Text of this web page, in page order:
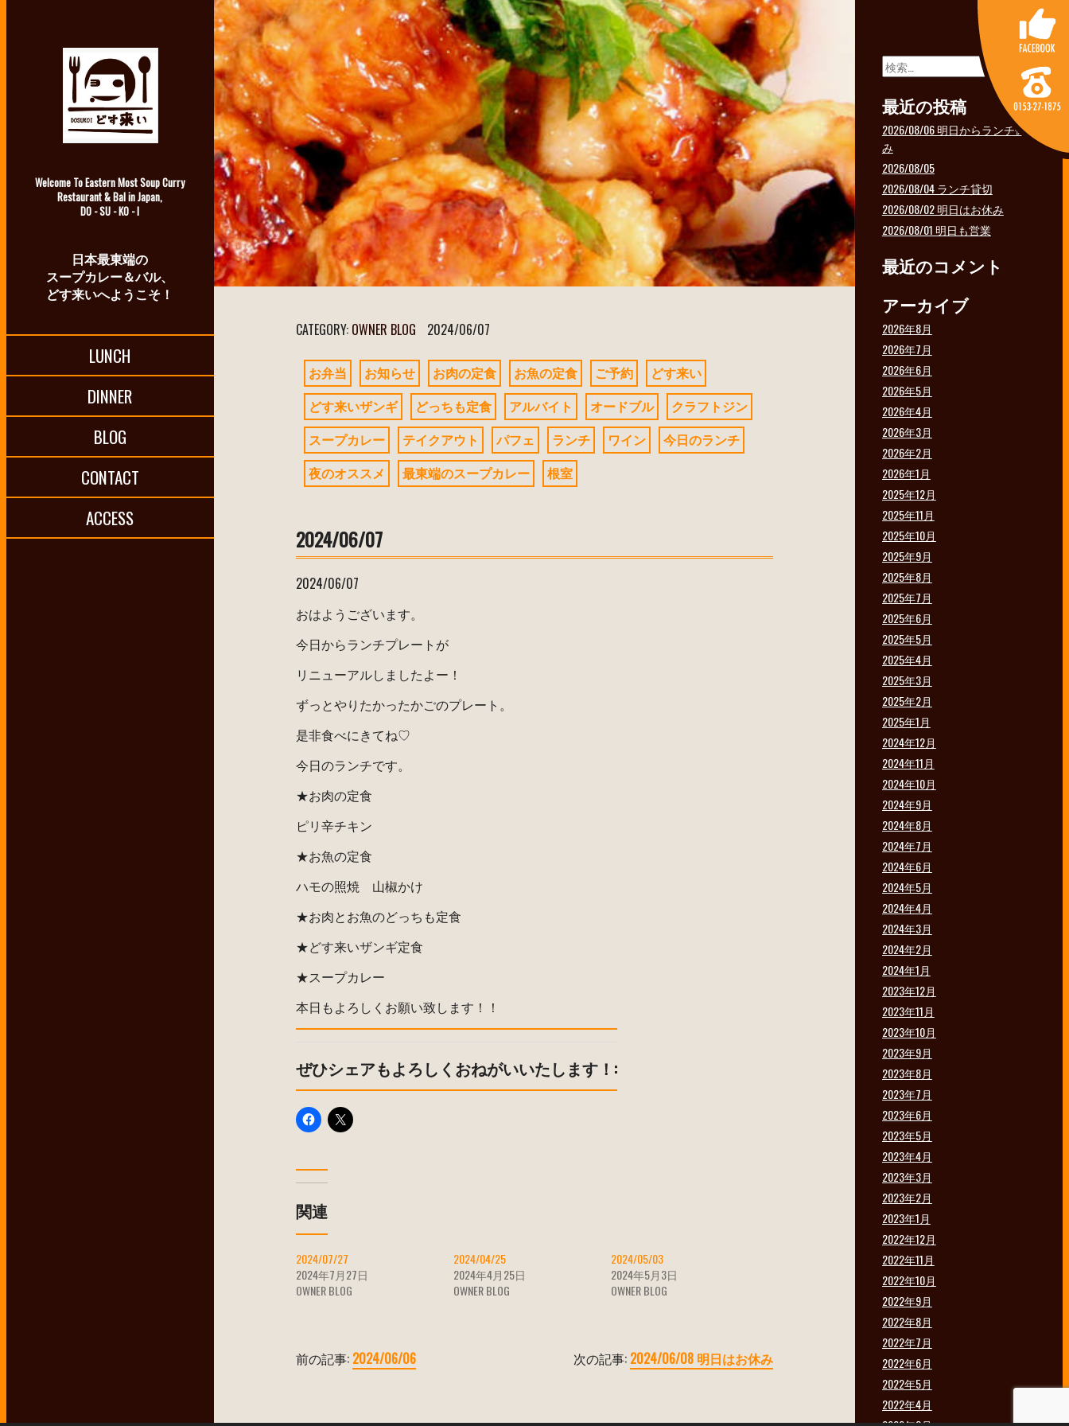
Welcome To Eastern Most Soup Curry
Restaurant & Bal in Japan,
DO - SU - KO - I
日本最東端の
スープカレー＆バル、
どす来いへようこそ！
LUNCH
DINNER
BLOG
CONTACT
ACCESS
CATEGORY: OWNER BLOG 2024/06/07
お弁当 お知らせ お肉の定食 お魚の定食 ご予約
どす来い
どす来いザンギ
どっちも定食 アルバイト オードブル
クラフトジン
スープカレー
テイクアウト パフェ ランチ ワイン
今日のランチ
夜のオススメ
最東端のスープカレー 根室
2024/06/07
2024/06/07
おはようございます。
今日からランチプレートが
リニューアルしましたよー！
ずっとやりたかったかごのプレート。
是非食べにきてね♡
今日のランチです。
★お肉の定食
ピリ辛チキン
★お魚の定食
ハモの照焼 山椒かけ
★お肉とお魚のどっちも定食
★どす来いザンギ定食
★スープカレー
本日もよろしくお願い致します！！
ぜひシェアもよろしくおねがいいたします！:
関連
2024/07/27
2024年7月27日
OWNER BLOG
2024/04/25
2024年4月25日
OWNER BLOG
2024/05/03
2024年5月3日
OWNER BLOG
前の記事: 2024/06/06 次の記事: 2024/06/08 明日はお休み
検
索:
最近の投稿
2026/08/06 明日からランチ休
み
2026/08/05
2026/08/04 ランチ貸切
2026/08/02 明日はお休み
2026/08/01 明日も営業
最近のコメント
アーカイブ
2026年8月
2026年7月
2026年6月
2026年5月
2026年4月
2026年3月
2026年2月
2026年1月
2025年12月
2025年11月
2025年10月
2025年9月
2025年8月
2025年7月
2025年6月
2025年5月
2025年4月
2025年3月
2025年2月
2025年1月
2024年12月
2024年11月
2024年10月
2024年9月
2024年8月
2024年7月
2024年6月
2024年5月
2024年4月
2024年3月
2024年2月
2024年1月
2023年12月
2023年11月
2023年10月
2023年9月
2023年8月
2023年7月
2023年6月
2023年5月
2023年4月
2023年3月
2023年2月
2023年1月
2022年12月
2022年11月
2022年10月
2022年9月
2022年8月
2022年7月
2022年6月
2022年5月
2022年4月